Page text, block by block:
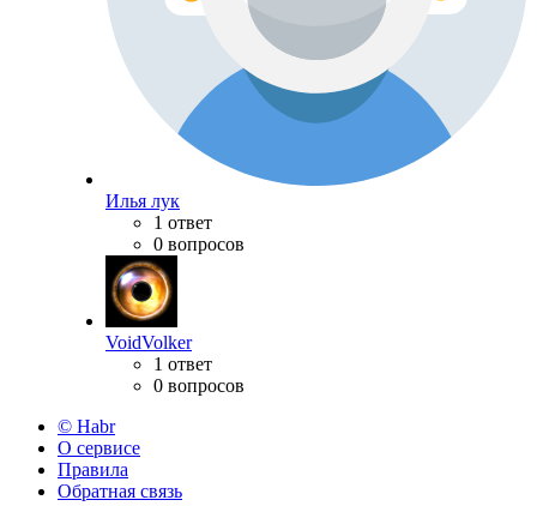
Илья лук
1 ответ
0 вопросов
VoidVolker
1 ответ
0 вопросов
© Habr
О сервисе
Правила
Обратная связь